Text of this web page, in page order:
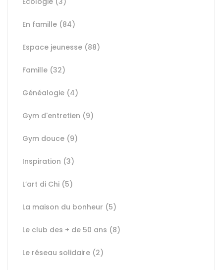
En famille (84)
Espace jeunesse (88)
Famille (32)
Généalogie (4)
Gym d'entretien (9)
Gym douce (9)
Inspiration (3)
L’art di Chi (5)
La maison du bonheur (5)
Le club des + de 50 ans (8)
Le réseau solidaire (2)